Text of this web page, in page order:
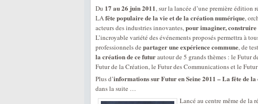
Du 17 au 26 juin 2011, sur la lancée d’une première édition
LAfête populaire de la vie et de la création numérique,
acteurs des industries innovantes,pour imaginer, construire
L’incroyable variété des événements proposés permettra à
professionnels de partager une expérience commune, de
la création de ce futurautour de 5 grands thèmes : le Futur
Futur de la Création, le Futur des Communications et le
Plus d’informations sur Futur en Seine 2011 – La fête de
dans la suite …
Lancé au centre même de la